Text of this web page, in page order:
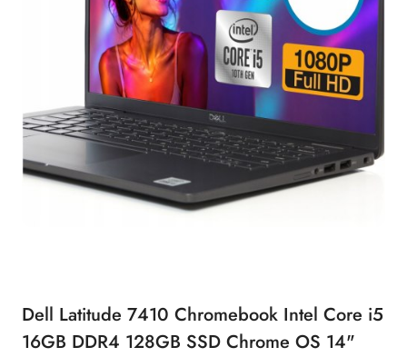
Dell Latitude 7410 Chromebook Intel Core i5
16GB DDR4 128GB SSD Chrome OS 14"